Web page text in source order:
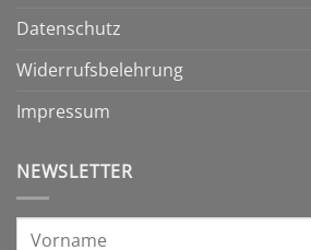
Datenschutz
Widerrufsbelehrung
Impressum
NEWSLETTER